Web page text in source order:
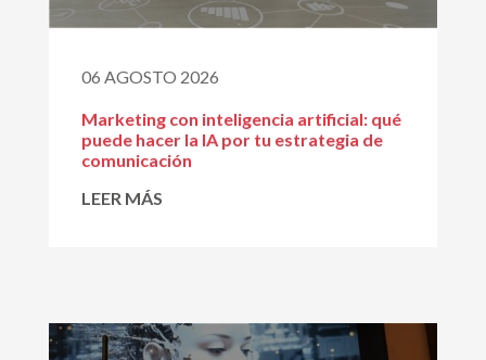
06 AGOSTO 2026
Marketing con inteligencia artificial: qué
puede hacer la IA por tu estrategia de
comunicación
LEER MÁS